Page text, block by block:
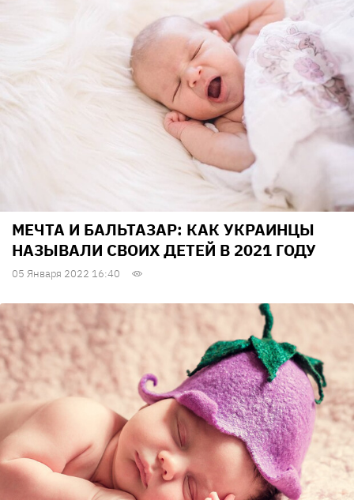
МЕЧТА И БАЛЬТАЗАР: КАК УКРАИНЦЫ
НАЗЫВАЛИ СВОИХ ДЕТЕЙ В 2021 ГОДУ
05 Января 2022 16:40